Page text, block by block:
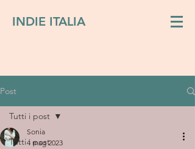
INDIE ITALIA
Post
Tutti i post
Tutti i post
Sonia
4 mag 2023